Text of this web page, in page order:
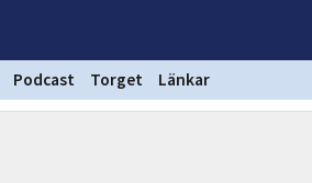
Podcast Torget Länkar